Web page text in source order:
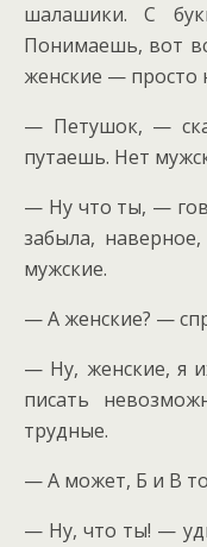
шалашики. С
Понимаешь, вот
женские — просто
— Петушок, —
путаешь. Нет
— Ну что ты, —
забыла,
мужские.
— А женские? —
— Ну, женские, я
писать
трудные.
— А может, Б и В
— Ну, что ты! —